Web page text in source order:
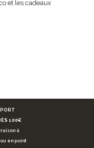
et les cadeaux
PORT
100€
à
en point